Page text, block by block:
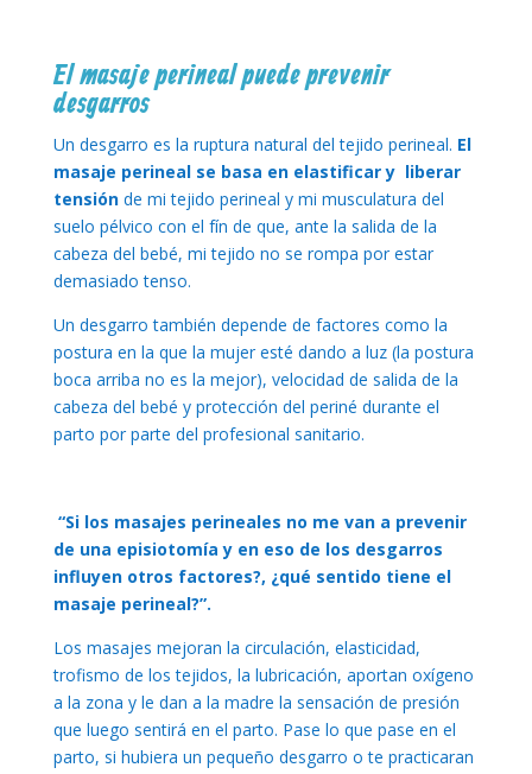
El masaje perineal puede prevenir
desgarros
Un desgarro es la ruptura natural del tejido perineal. El
masaje perineal se basa en elastificar y liberar
tensiónde mi tejido perineal y mi musculatura del
suelo pélvico con el fín de que, ante la salida de la
cabeza del bebé, mi tejido no se rompa por estar
demasiado tenso.
Un desgarro también depende de factores como la
postura en la que la mujer esté dando a luz (la postura
boca arriba no es la mejor), velocidad de salida de la
cabeza del bebé y protección del periné durante el
parto por parte del profesional sanitario.
“Si los masajes perineales no me van a prevenir
de una episiotomía y en eso de los desgarros
influyen otros factores?, ¿qué sentido tiene el
masaje perineal?”.
Los masajes mejoran la circulación, elasticidad,
trofismo de los tejidos, la lubricación, aportan oxígeno
a la zona y le dan a la madre la sensación de presión
que luego sentirá en el parto. Pase lo que pase en el
parto, si hubiera un pequeño desgarro o te practicaran